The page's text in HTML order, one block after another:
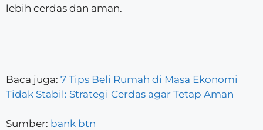
lebih cerdas dan aman.
Baca juga: 7 Tips Beli Rumah di Masa Ekonomi
Tidak Stabil: Strategi Cerdas agar Tetap Aman
Sumber: bank btn